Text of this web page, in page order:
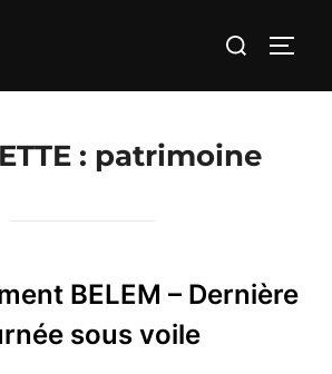
Rechercher :
: patrimoine
BELEM – Dernière
sous voile